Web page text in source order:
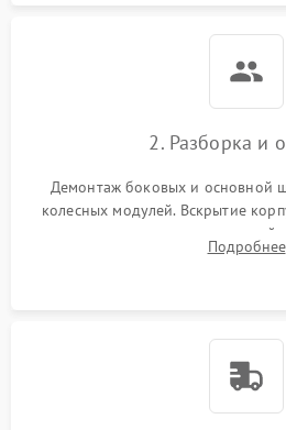
2. Разборка и
Демонтаж боковых и основной
колесных модулей. Вскрытие
очистка внутренних полостей,
скопившейся пыли, волос и
Подробнее